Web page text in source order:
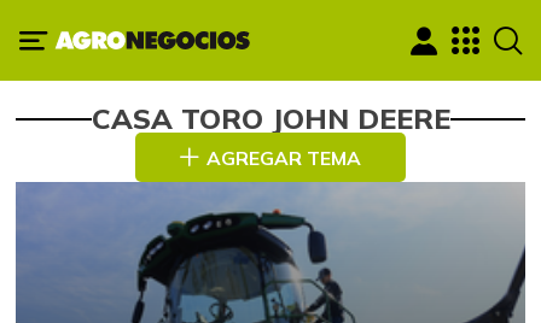
CASA TORO JOHN DEERE
AGREGAR TEMA